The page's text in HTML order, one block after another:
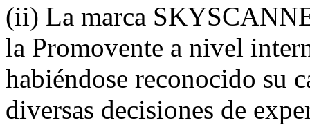
(ii) La marca
la Promovente a nivel
habiéndose reconocido su
diversas decisiones de